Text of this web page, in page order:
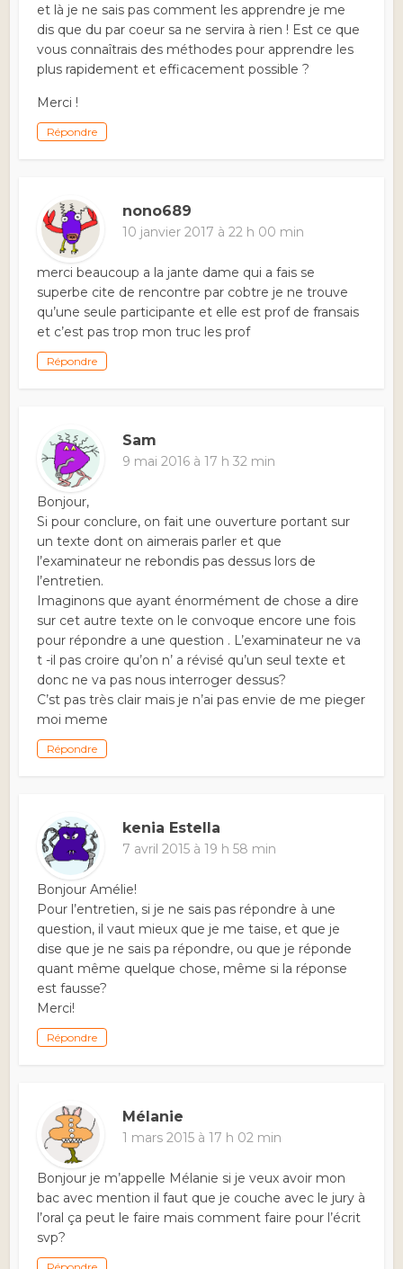
et là je ne sais pas comment les apprendre je me
dis que du par coeur sa ne servira à rien ! Est ce que
vous connaîtrais des méthodes pour apprendre les
plus rapidement et efficacement possible ?
Merci !
Répondre
nono689
10 janvier 2017 à 22 h 00 min
merci beaucoup a la jante dame qui a fais se
superbe cite de rencontre par cobtre je ne trouve
qu’une seule participante et elle est prof de fransais
et c’est pas trop mon truc les prof
Répondre
Sam
9 mai 2016 à 17 h 32 min
Bonjour,
Si pour conclure, on fait une ouverture portant sur
un texte dont on aimerais parler et que
l’examinateur ne rebondis pas dessus lors de
l’entretien.
Imaginons que ayant énormément de chose a dire
sur cet autre texte on le convoque encore une fois
pour répondre a une question . L’examinateur ne va
t -il pas croire qu’on n’ a révisé qu’un seul texte et
donc ne va pas nous interroger dessus?
C’st pas très clair mais je n’ai pas envie de me pieger
moi meme
Répondre
kenia Estella
7 avril 2015 à 19 h 58 min
Bonjour Amélie!
Pour l’entretien, si je ne sais pas répondre à une
question, il vaut mieux que je me taise, et que je
dise que je ne sais pa répondre, ou que je réponde
quant même quelque chose, même si la réponse
est fausse?
Merci!
Répondre
Mélanie
1 mars 2015 à 17 h 02 min
Bonjour je m’appelle Mélanie si je veux avoir mon
bac avec mention il faut que je couche avec le jury à
l’oral ça peut le faire mais comment faire pour l’écrit
svp?